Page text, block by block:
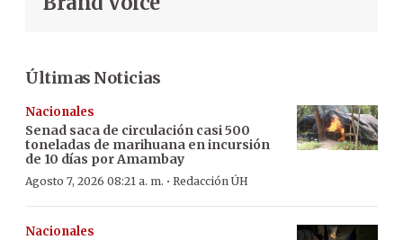
Últimas Noticias
Nacionales
Senad saca de circulación casi 500
toneladas de marihuana en incursión
de 10 días por Amambay
Agosto 7, 2026 08:21 a. m. · Redacción ÚH
Nacionales